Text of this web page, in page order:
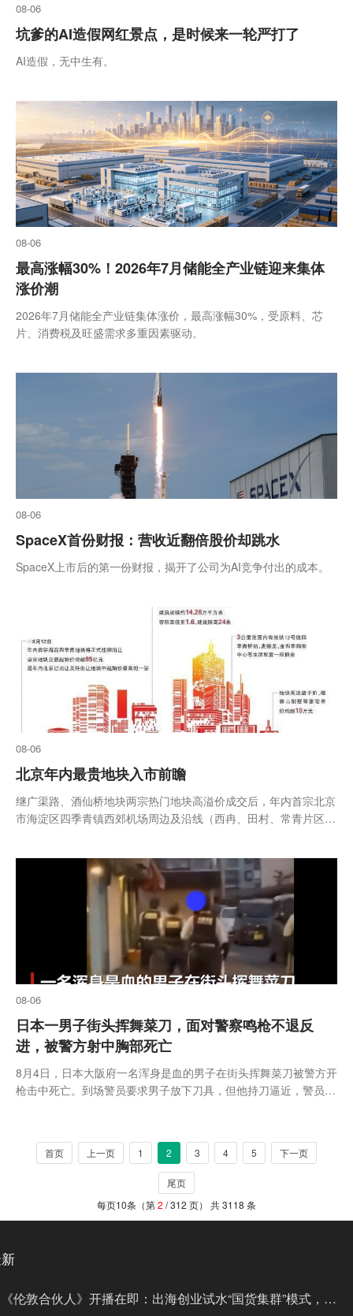
08-06
坑爹的AI造假网红景点，是时候来一轮严打了
AI造假，无中生有。
08-06
最高涨幅30%！2026年7月储能全产业链迎来集体
涨价潮
2026年7月储能全产业链集体涨价，最高涨幅30%，受原料、芯
片、消费税及旺盛需求多重因素驱动。
08-06
SpaceX首份财报：营收近翻倍股价却跳水
SpaceX上市后的第一份财报，揭开了公司为AI竞争付出的成本。
08-06
北京年内最贵地块入市前瞻
继广渠路、酒仙桥地块两宗热门地块高溢价成交后，年内首宗北京
市海淀区四季青镇西郊机场周边及沿线（西冉、田村、常青片区）
08-06
日本一男子街头挥舞菜刀，面对警察鸣枪不退反
进，被警方射中胸部死亡
8月4日，日本大阪府一名浑身是血的男子在街头挥舞菜刀被警方开
枪击中死亡。到场警员要求男子放下刀具，但他持刀逼近，警员先
符合枪...
首页 上一页 1 2 3 4 5 下一页
尾页
每页10条（第2 / 312 页） 共 3118 条
《伦敦合伙人》开播在即：出海创业试水“国货集群”模式，带